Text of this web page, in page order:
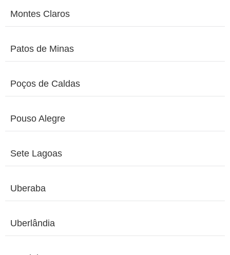
Montes Claros
Patos de Minas
Poços de Caldas
Pouso Alegre
Sete Lagoas
Uberaba
Uberlândia